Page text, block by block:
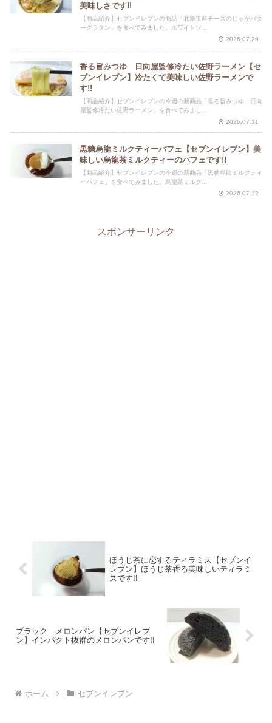
美味しさです!!
【商品紹介】セブンイレブンの商品「北海道産チーズのじゃがバタ
ーグラタン」を食べてみました。ホワイトソ...
2026.07.29
香る旨みつゆ 日向屋監修冷たい佐野ラーメン【セ
ブンイレブン】冷たくて美味しい佐野ラーメンで
す!!
【商品紹介】セブンイレブンの今週の新商品「香る旨みつゆ 日向
屋監修冷たい佐野ラーメン」を食べてみまし...
2026.07.31
黒糖烏龍ミルクティーパフェ【セブンイレブン】美
味しい烏龍茶ミルクティーのパフェです!!
【商品紹介】セブンイレブンの今週の新商品「黒糖烏龍ミルクティ
ーパフェ」を食べてみました。烏龍茶ミルク...
2026.07.12
スポンサーリンク
ほうじ茶に恋するティラミス【セブンイ
レブン】ほうじ茶香る美味しいティラミ
スです!!
ブラック メロンパン【セブンイレブ
ン】インパクト抜群のメロンパンです!!
ホーム セブンイレブン